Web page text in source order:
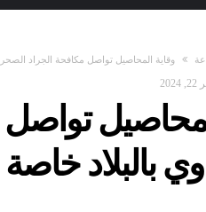
وقاية المحاصيل تواصل مكافحة الجراد
بالبلاد خاصة